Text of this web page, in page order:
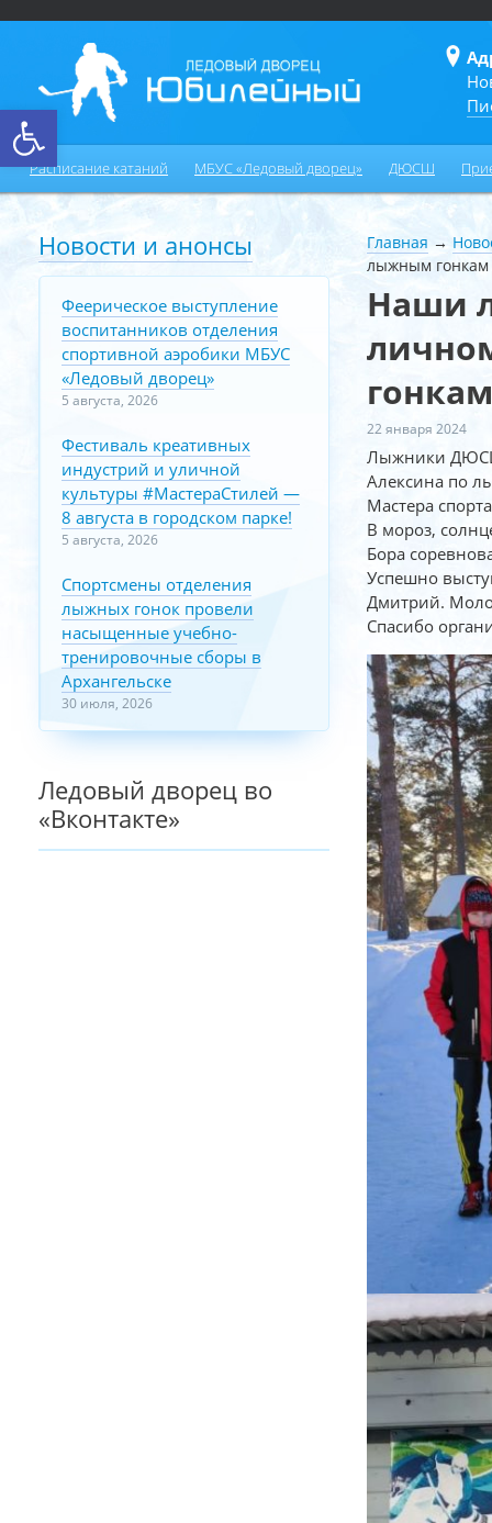
Открыть панель инструментов
Расписание катаний МБУС «Ледовый дворец» ДЮСШ
Главная →
лыжным гонкам
Наши
гонкам
22 января 2024
Лыжники
Алексина по
Мастера
В мороз,
Бора
Успешно
Дмитрий.
Спасибо
Новости и анонсы
Феерическое выступление
воспитанников отделения
спортивной аэробики МБУС
«Ледовый дворец»
5 августа, 2026
Фестиваль креативных
индустрий и уличной
культуры #МастераСтилей —
8 августа в городском парке!
5 августа, 2026
Спортсмены отделения
лыжных гонок провели
насыщенные учебно-
тренировочные сборы в
Архангельске
30 июля, 2026
Ледовый дворец во
«Вконтакте»